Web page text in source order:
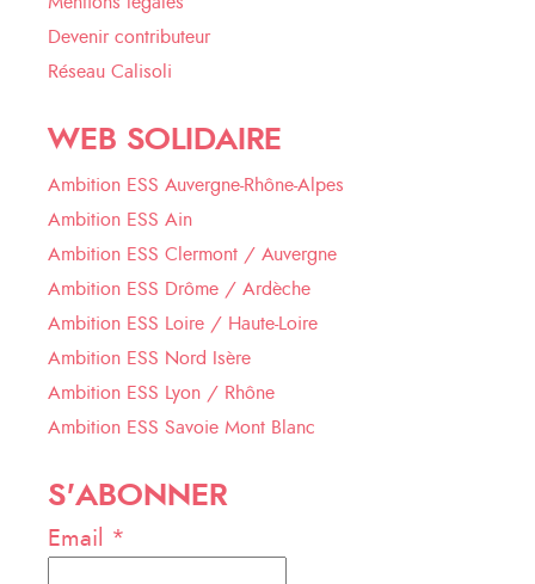
Devenir contributeur
Réseau Calisoli
WEB SOLIDAIRE
Ambition ESS Auvergne-Rhône-Alpes
Ambition ESS Ain
Ambition ESS Clermont / Auvergne
Ambition ESS Drôme / Ardèche
Ambition ESS Loire / Haute-Loire
Ambition ESS Nord Isère
Ambition ESS Lyon / Rhône
Ambition ESS Savoie Mont Blanc
S'ABONNER
Email *